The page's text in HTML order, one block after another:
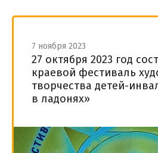
7 ноября 2023
27 октября 2023 год
краевой фестиваль
творчества детей-
в ладонях»